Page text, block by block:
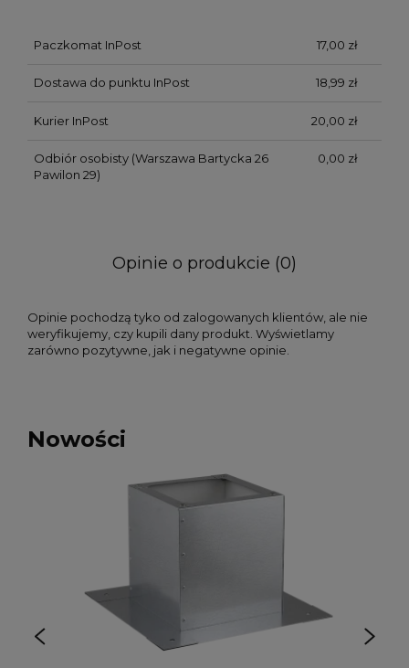
Paczkomat InPost 17,00 zł
Dostawa do punktu InPost 18,99 zł
Kurier InPost 20,00 zł
Odbiór osobisty(Warszawa Bartycka 26
Pawilon 29)
0,00 zł
Opinie o produkcie (0)
Opinie pochodzą tyko od zalogowanych klientów, ale nie
weryfikujemy, czy kupili dany produkt. Wyświetlamy
zarówno pozytywne, jak i negatywne opinie.
Nowości